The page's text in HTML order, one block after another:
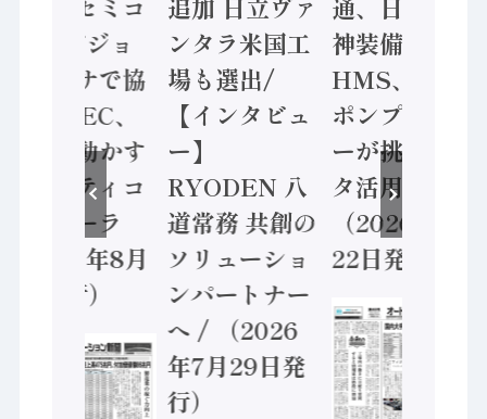
ン AIビジョ
ンセンサで協
業 / IDEC、
安全に動かす
セーフティコ
ントローラ
（2026年8月
5日発行）
ンタラ米国工
場も選出/
【インタビュ
ー】
RYODEN 八
道常務 共創の
ソリューショ
ンパートナー
へ / （2026
年7月29日発
行）
神装備 ×
HMS、老舗
ポンプメーカ
ーが挑むデー
タ活用 など
（2026年7月
22日発行）